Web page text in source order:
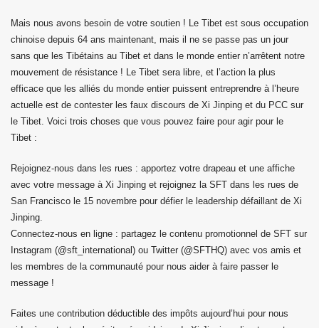
Mais nous avons besoin de votre soutien ! Le Tibet est sous occupation
chinoise depuis 64 ans maintenant, mais il ne se passe pas un jour
sans que les Tibétains au Tibet et dans le monde entier n’arrêtent notre
mouvement de résistance ! Le Tibet sera libre, et l’action la plus
efficace que les alliés du monde entier puissent entreprendre à l’heure
actuelle est de contester les faux discours de Xi Jinping et du PCC sur
le Tibet. Voici trois choses que vous pouvez faire pour agir pour le
Tibet :
Rejoignez-nous dans les rues : apportez votre drapeau et une affiche
avec votre message à Xi Jinping et rejoignez la SFT dans les rues de
San Francisco le 15 novembre pour défier le leadership défaillant de Xi
Jinping.
Connectez-nous en ligne : partagez le contenu promotionnel de SFT sur
Instagram (@sft_international) ou Twitter (@SFTHQ) avec vos amis et
les membres de la communauté pour nous aider à faire passer le
message !
Faites une contribution déductible des impôts aujourd’hui pour nous
Tibétain.
l'Homme.
2015